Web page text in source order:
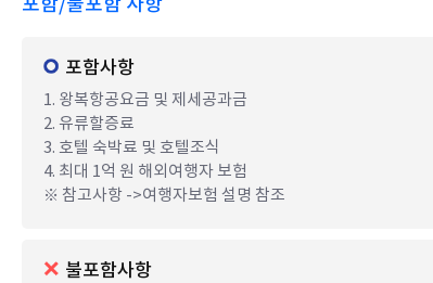
포함사항
1. 왕복항공요금 및 제세공과금
2. 유류할증료
3. 호텔 숙박료 및 호텔조식
4. 최대 1억 원 해외여행자 보험
※ 참고사항 ->여행자보험 설명 참조
불포함사항